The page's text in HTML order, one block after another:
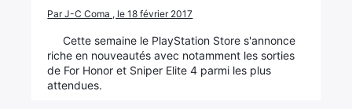
Par J-C Coma , le 18 février 2017
Cette semaine le PlayStation Store s'annonce
riche en nouveautés avec notamment les sorties
de For Honor et Sniper Elite 4 parmi les plus
attendues.